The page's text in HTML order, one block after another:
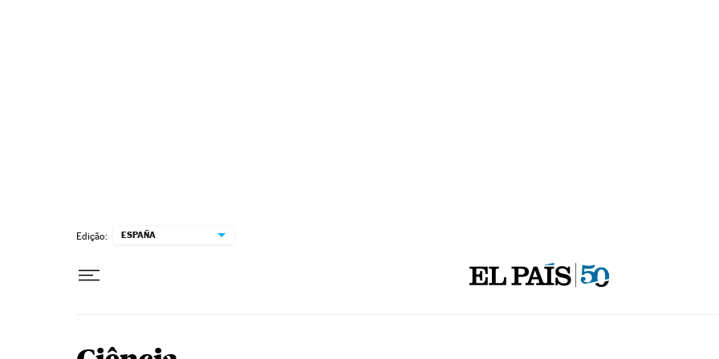
Edição: ESPAÑA